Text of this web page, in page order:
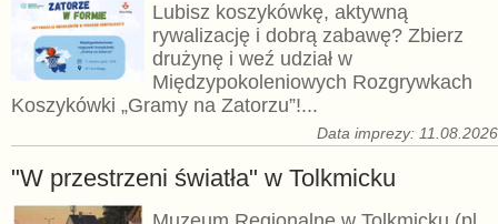
Lubisz koszykówkę, aktywną
rywalizację i dobrą zabawę? Zbierz
drużynę i weź udział w
Międzypokoleniowych Rozgrywkach
Koszykówki „Gramy na Zatorzu”!...
Data imprezy: 11.08.2026
"W przestrzeni światła" w Tolkmicku